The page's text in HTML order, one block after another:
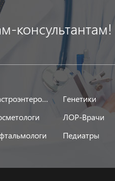
консультантам!
Гастроэнтерологи Генетики
ЛОР-Врачи
Педиатры